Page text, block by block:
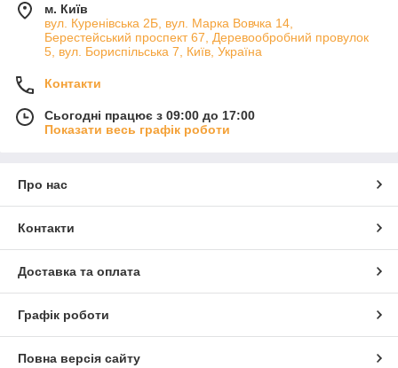
процесі свердління отворів.
Серцевина– стрижень, на якому розміщені спіральні
витки та порожнини, що відводять пил.
Канал для відведення пилу
Твердосплавні ріжучі грані- наконечник бура, на
якому покладено основне навантаження при бурінні.
м. Київ
вул. Куренівська 2Б, вул. Марка Вовчка 14,
Берестейський проспект 67, Деревообробний провулок
5, вул. Бориспільська 7, Київ, Україна
Контакти
Сьогодні працює з 09:00 до 17:00
Показати весь графік роботи
Про нас
Контакти
Доставка та оплата
Графік роботи
Повна версія сайту